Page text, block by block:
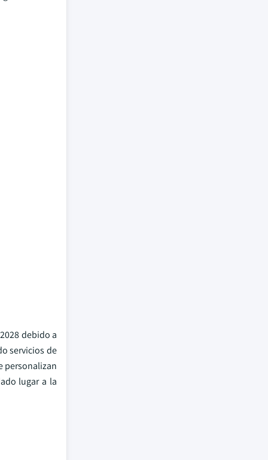
debido a
servicios de
personalizan
lugar a la